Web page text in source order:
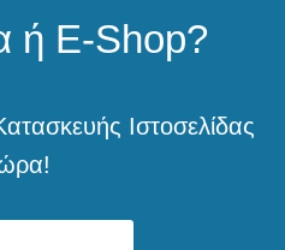
ή E-Shop?
Ιστοσελίδας